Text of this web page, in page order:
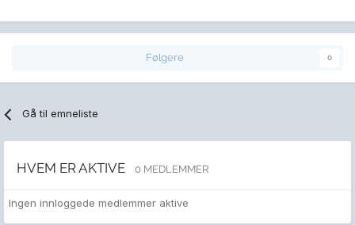
Følgere 0
Gå til emneliste
HVEM ER AKTIVE 0 MEDLEMMER
Ingen innloggede medlemmer aktive